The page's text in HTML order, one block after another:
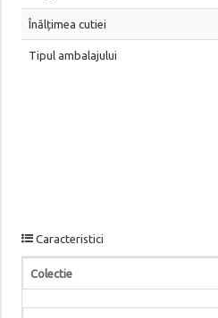
Înălțimea cutiei
Tipul ambalajului
Caracteristici
Colectie